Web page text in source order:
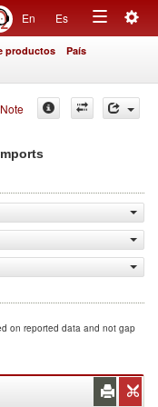
En Es
Toggle
productos País
on reported data and not gap